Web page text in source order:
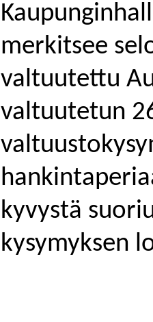
merkitsee
valtuutettu
valtuutetun
kyvystä
kysymyksen